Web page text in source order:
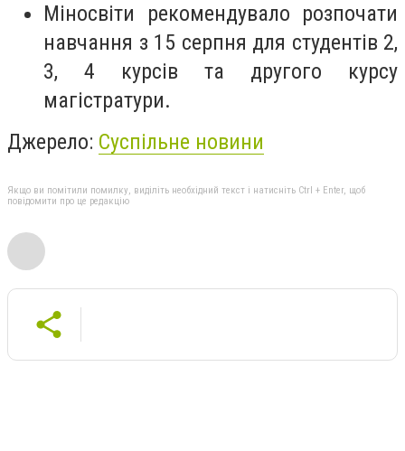
Міносвіти рекомендувало розпочати
навчання з 15 серпня для студентів 2,
3, 4 курсів та другого курсу
магістратури.
Джерело: Суспільне новини
Якщо ви помітили помилку, виділіть необхідний текст і натисніть Ctrl + Enter, щоб
повідомити про це редакцію